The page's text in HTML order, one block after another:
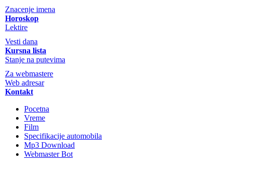
Znacenje imena
Horoskop
Lektire
Vesti dana
Kursna lista
Stanje na putevima
Za webmastere
Web adresar
Kontakt
Pocetna
Vreme
Film
Specifikacije automobila
Mp3 Download
Webmaster Bot